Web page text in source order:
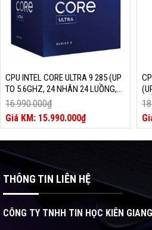
CPU INTEL CORE ULTRA 9 285 (UP
TO 5.6GHZ, 24 NHÂN 24 LUỒNG,
36MB CACHE, 182W, INTEL®
GRAPHICS) – SK LGA 1851
16.990.000₫
Giá
gốc
là:
16.990.000₫.
15.990.000₫
Giá
hiện
tại
là:
15.990.000₫.
là:
THÔNG TIN LIÊN HỆ
CÔNG TY TNHH TIN HỌC KIÊN GIANG